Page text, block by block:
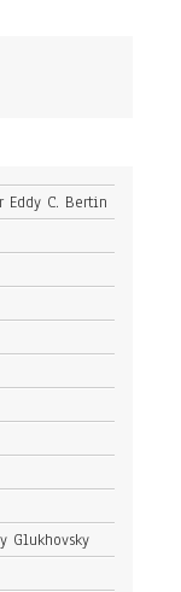
C. Bertin
Glukhovsky